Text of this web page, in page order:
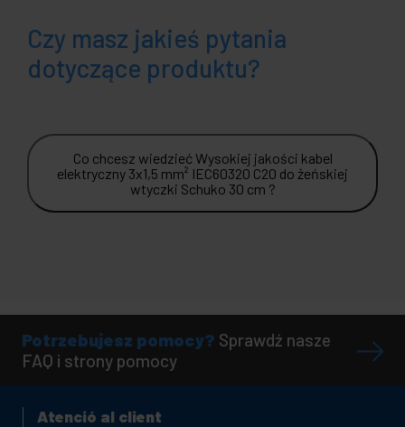
Czy masz jakieś pytania
dotyczące produktu?
Co chcesz wiedzieć Wysokiej jakości kabel
elektryczny 3x1,5 mm² IEC60320 C20 do żeńskiej
wtyczki Schuko 30 cm ?
Potrzebujesz pomocy? Sprawdź nasze
FAQ i strony pomocy
Atenció al client